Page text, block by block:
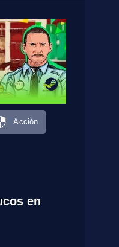
Acción
en